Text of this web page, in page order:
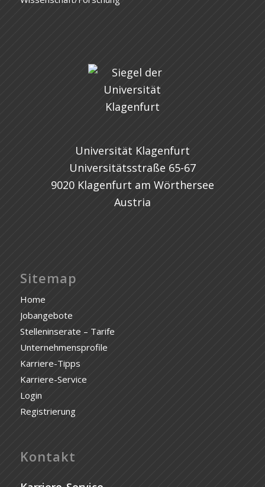
Universität Klagenfurt
Universitätsstraße 65-67
9020 Klagenfurt am Wörthersee
Austria
Sitemap
Home
Jobangebote
Stelleninserate – Tarife
Unternehmensprofile
Karriere-Tipps
Karriere-Service
Login
Registrierung
Kontakt